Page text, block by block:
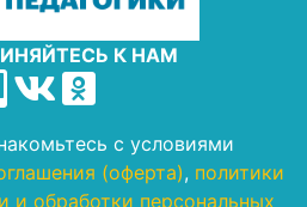
К НАМ
с условиями
(оферта), политики
и обработки персональных